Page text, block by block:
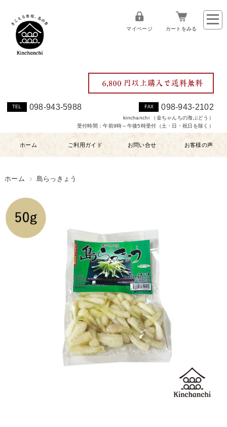
TEL 098-943-5988 FAX 098-943-2102
kinchanchi （金ちゃんちの海ぶどう）
受付時間：午前9時～午後5時受付（土・日・祝日を除く）
マイページ カートをみる
ホーム ご利用ガイド お問い合せ お客様の声
ホーム 島らっきょう